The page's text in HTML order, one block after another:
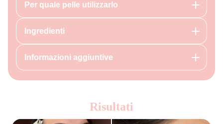
Per quale pelle utilizzarlo
Ingredienti
Informazioni aggiuntive
Risultati